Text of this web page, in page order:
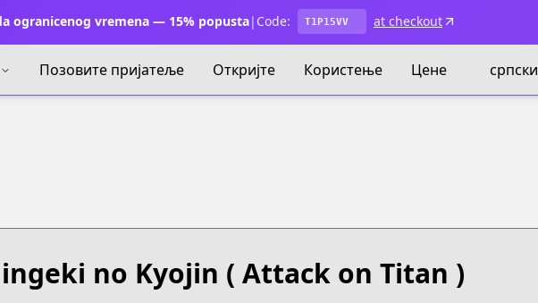
ogranicenog vremena — 15% popusta| Code: T1P15VV at checkout
Позовите пријатеље Откријте Користење Цене српски
no Kyojin ( Attack on Titan )